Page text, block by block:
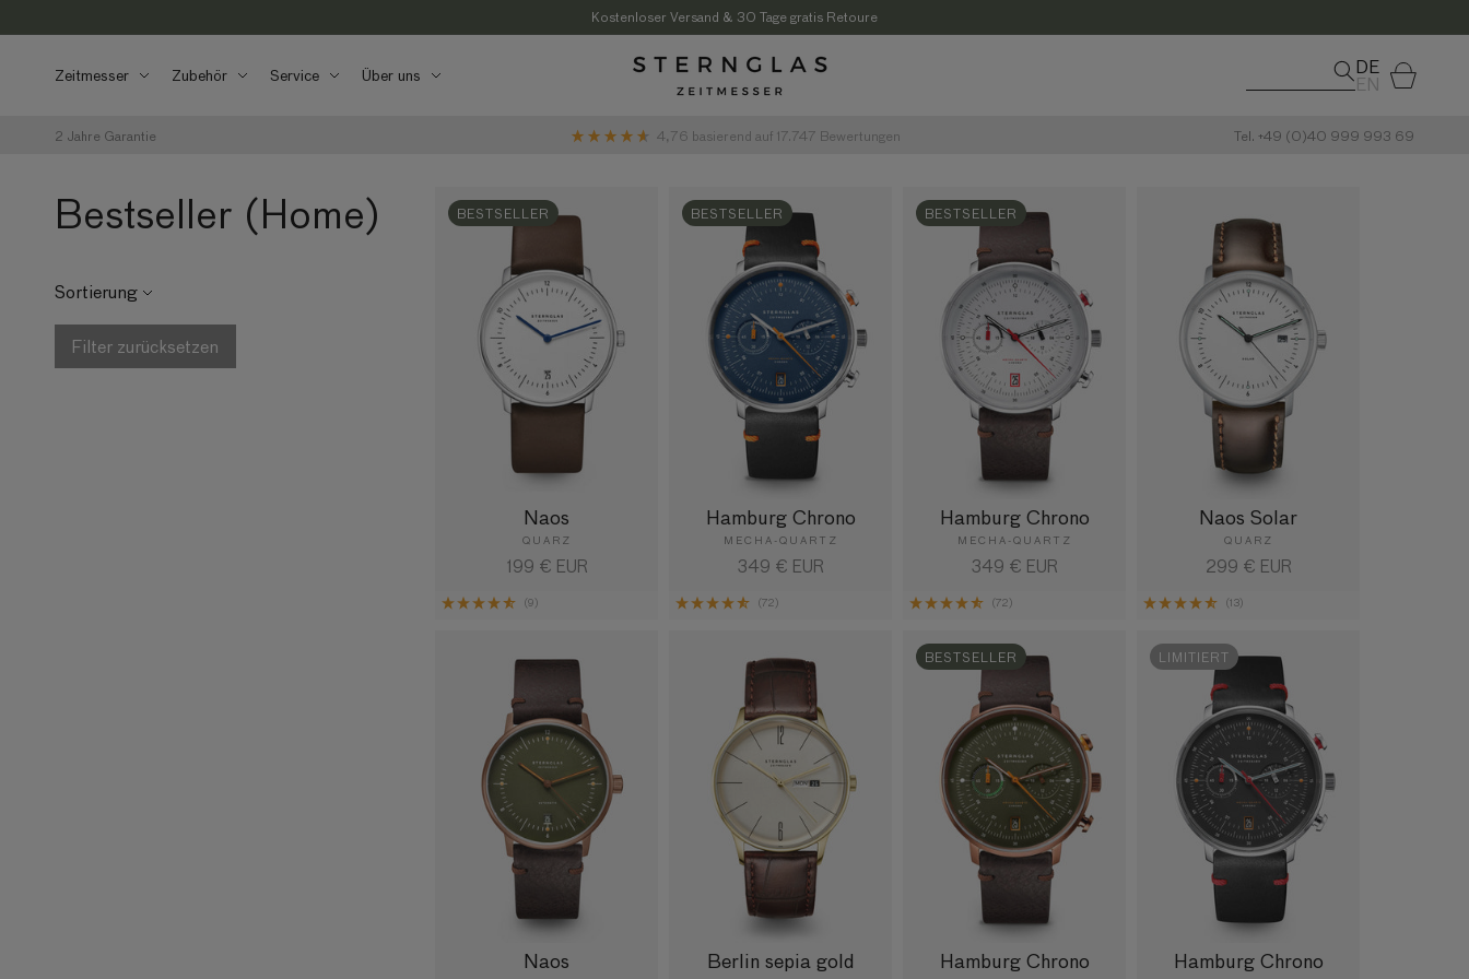
Kostenloser Versand & 30 Tage gratis Retoure
Zeitmesser Zubehör Service Über uns DE
ENWarenkorb
2 Jahre Garantie 4,76 basierend auf 17.747 Bewertungen Tel. +49 (0)40 999 993 69
Bestseller (Home)
Sortierung
Filter zurücksetzen
Naos
QUARZ
Normaler
199 € EUR
BESTSELLER
(9)
Hamburg Chrono
MECHA-QUARTZ
Normaler
349 € EUR
BESTSELLER
(72)
Hamburg Chrono
MECHA-QUARTZ
Normaler
349 € EUR
BESTSELLER
(72)
Naos Solar
QUARZ
Normaler
299 € EUR
(13)
Naos Berlin sepia gold Hamburg Chrono
BESTSELLER
Hamburg Chrono
LIMITIERT